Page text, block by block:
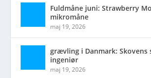
Fuldmåne juni: Strawberry
mikromåne
maj 19, 2026
grævling i Danmark: Skovens
ingeniør
maj 19, 2026